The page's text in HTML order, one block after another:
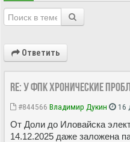
Ответить
Re: У ФПК хронические
#844566 Владимир Дукин 16
От Доли до Иловайска
14.12.2025 даже заложена